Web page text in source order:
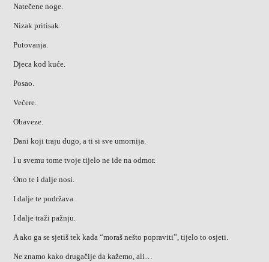
Natečene noge.
Nizak pritisak.
Putovanja.
Djeca kod kuće.
Posao.
Večere.
Obaveze.
Dani koji traju dugo, a ti si sve umornija.
I u svemu tome tvoje tijelo ne ide na odmor.
Ono te i dalje nosi.
I dalje te podržava.
I dalje traži pažnju.
A ako ga se sjetiš tek kada “moraš nešto popraviti”, tijelo to osjeti.
Ne znamo kako drugačije da kažemo, ali…